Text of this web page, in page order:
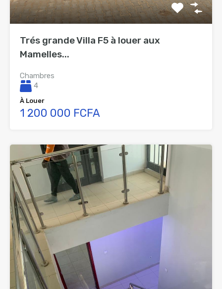
Trés grande Villa F5 à louer aux
Mamelles...
Chambres
4
À Louer
1 200 000 FCFA